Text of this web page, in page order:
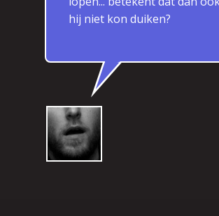
hij niet kon duiken?